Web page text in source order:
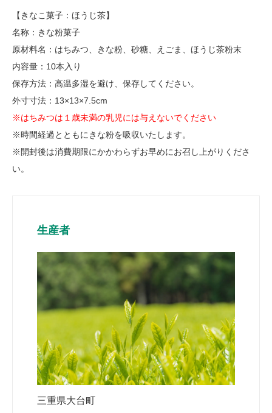
【きなこ菓子：ほうじ茶】
名称：きな粉菓子
原材料名：はちみつ、きな粉、砂糖、えごま、ほうじ茶粉末
内容量：10本入り
保存方法：高温多湿を避け、保存してください。
外寸寸法：13×13×7.5cm
※はちみつは１歳未満の乳児には与えないでください
※時間経過とともにきな粉を吸収いたします。
※開封後は消費期限にかかわらずお早めにお召し上がりくださ
い。
生産者
三重県大台町